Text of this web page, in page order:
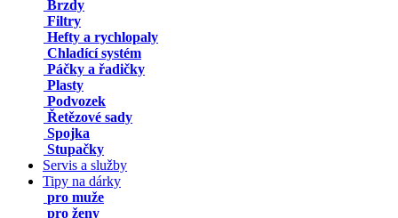
Brzdy
Filtry
Hefty a rychlopaly
Chladící systém
Páčky a řadičky
Plasty
Podvozek
Řetězové sady
Spojka
Stupačky
Servis a služby
Tipy na dárky
pro muže
pro ženy